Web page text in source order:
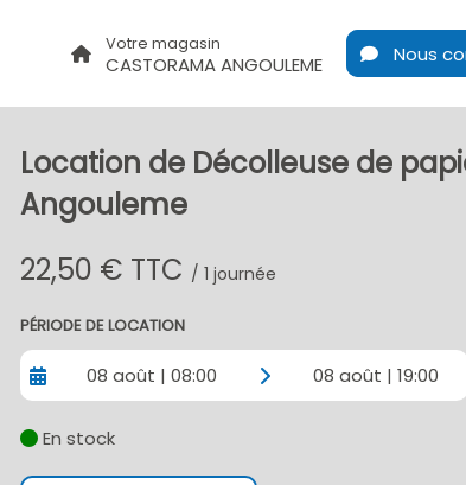
Votre magasin
CASTORAMA ANGOULEME Nous
Location de Décolleuse de
Angouleme
22,50 € TTC / 1 journée
PÉRIODE DE LOCATION
08 août | 08:00 08 août | 19:00
En stock